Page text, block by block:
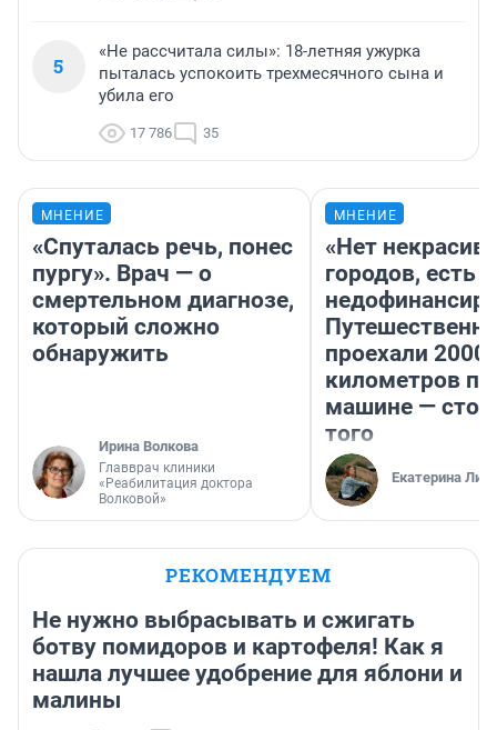
5
«Не рассчитала силы»: 18-летняя ужурка
пыталась успокоить трехмесячного сына и
убила его
17 786 35
МНЕНИЕ
«Спуталась речь, понес
пургу». Врач — о
смертельном диагнозе,
который сложно
обнаружить
Ирина Волкова
Главврач клиники
«Реабилитация доктора
Волковой»
МНЕНИЕ
«Нет
городов, есть
проехали 2000
километров по
машине —
того
Екатерина
РЕКОМЕНДУЕМ
Не нужно выбрасывать и сжигать
ботву помидоров и картофеля! Как я
нашла лучшее удобрение для яблони и
малины